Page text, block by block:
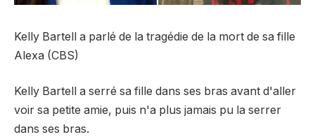
Kelly Bartell a parlé de la tragédie de la mort de sa fille
Alexa (CBS)
Kelly Bartell a serré sa fille dans ses bras avant d'aller
voir sa petite amie, puis n'a plus jamais pu la serrer
dans ses bras.